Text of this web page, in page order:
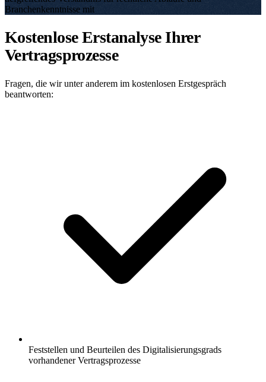
Branchenkenntnisse mit
Kostenlose Erstanalyse Ihrer
Vertragsprozesse
Fragen, die wir unter anderem im kostenlosen Erstgespräch
beantworten:
Feststellen und Beurteilen des Digitalisierungsgrads
vorhandener Vertragsprozesse